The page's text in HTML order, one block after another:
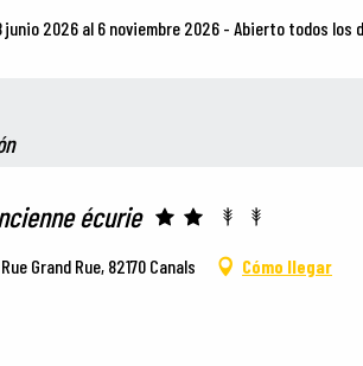
junio 2026 al 6 noviembre 2026 - Abierto todos los
écurie
Grand Rue, 82170 Canals Cómo llegar